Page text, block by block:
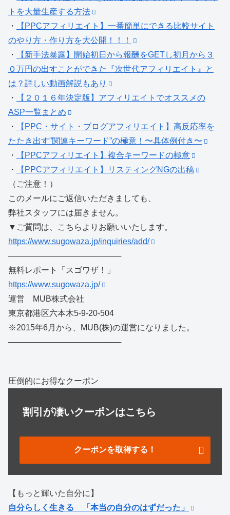
トを大量生産する方法
・
【PPCアフィリエイト】一番簡単にできる比較サイト
のやり方・作り方を大公開！！！
・
【新手法暴露】開始初日から報酬をGETし初月から３
０万円の出すことができた『次世代アフィリエイト』と
は？詳しい動画解説もあり
・
【２０１６年決定版】アフィリエイトでオススメの
ASP一覧まとめ
・
【PPC・サイト・ブログアフィリエイト】高反応率を
たたき出す”関連キーワード”の極意！〜具体例付き〜
・
【PPCアフィリエイト】複合キーワードの極意
・
【PPCアフィリエイト】リスティングNGの出稿
（ご注意！）
このメールにご返信いただきましても、
弊社スタッフには届きません。
▼ご質問は、こちらよりお願いいたします。
https://www.sugowaza.jp/inquiries/add/
────────────────────
無料レポート「スゴワザ！」
https://www.sugowaza.jp/
運営 MUB株式会社
東京都港区六本木5-9-20-504
※2015年6月から、MUB(株)の運営になりました。
────────────────────
圧倒的にお得なクーポン
割引が凄いクーポンはこちら
クーポンを取得する！
【もっと輝いた自分に】
自分らしく生きる 「本当の自分のはずだった」